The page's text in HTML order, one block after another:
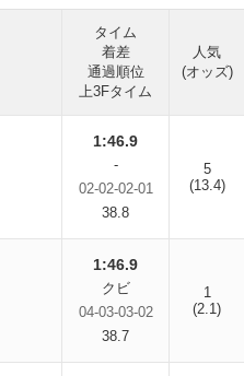
タイム
着差
通過順位
上3Fタイム
人気
(オッズ)
1:46.9
-
02-02-02-01
38.8
5
(13.4)
1:46.9
クビ
04-03-03-02
38.7
1
(2.1)